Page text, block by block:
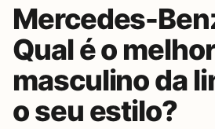
Mercedes-
Qual é o
masculino da
o seu estilo?